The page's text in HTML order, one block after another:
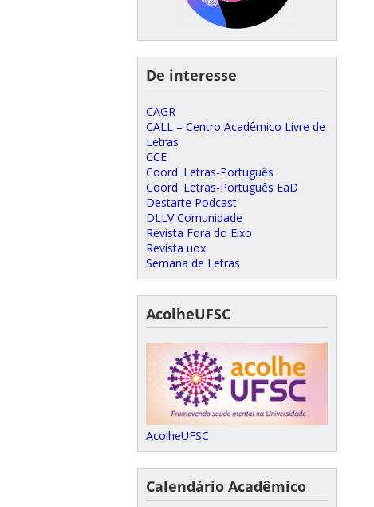
De interesse
CAGR
CALL – Centro Acadêmico Livre de
Letras
CCE
Coord. Letras-Português
Coord. Letras-Português EaD
Destarte Podcast
DLLV Comunidade
Revista Fora do Eixo
Revista uox
Semana de Letras
AcolheUFSC
AcolheUFSC
Calendário Acadêmico